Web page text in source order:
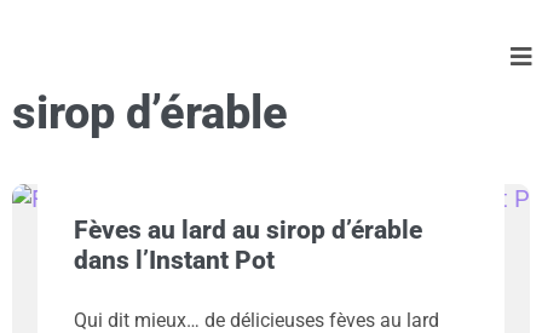
sirop d’érable
Fèves au lard au sirop d’érable
dans l’Instant Pot
Qui dit mieux… de délicieuses fèves au lard